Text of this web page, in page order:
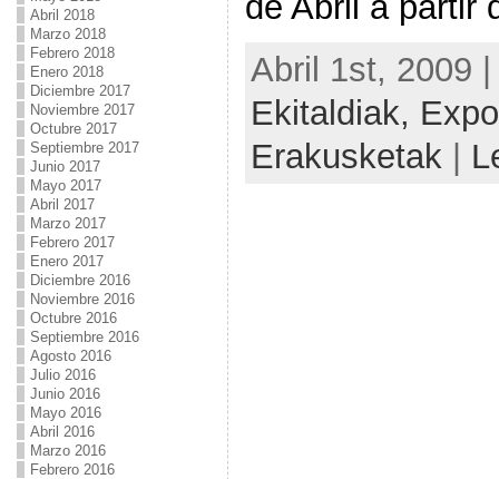
Abril 2018
Marzo 2018
Febrero 2018
Enero 2018
Diciembre 2017
Noviembre 2017
Octubre 2017
Septiembre 2017
Junio 2017
Mayo 2017
Abril 2017
Marzo 2017
Febrero 2017
Enero 2017
Diciembre 2016
Noviembre 2016
Octubre 2016
Septiembre 2016
Agosto 2016
Julio 2016
Junio 2016
Mayo 2016
Abril 2016
Marzo 2016
Febrero 2016
Abril 1st, 2009
Ekitaldiak,
Erakusketak |